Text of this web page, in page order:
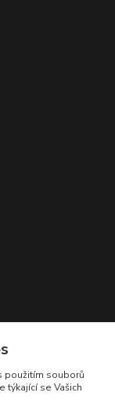
použitím souborů
týkající se Vašich